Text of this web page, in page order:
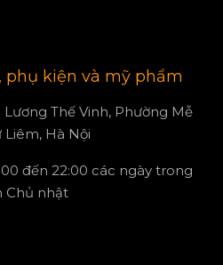
phụ kiện và mỹ phẩm
Lương Thế Vinh, Phường Mễ
Liêm, Hà Nội
đến 22:00 các ngày trong
Chủ nhật